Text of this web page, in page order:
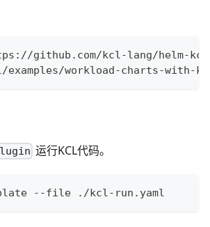
github.com/kcl-lang/helm-
workload-charts-with-
运行KCL代码。
--file ./kcl-run.yaml